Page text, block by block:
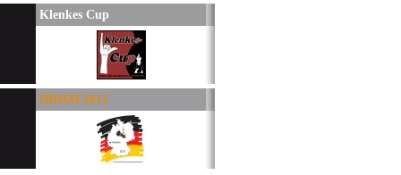
Klenkes Cup
DBMM 2012